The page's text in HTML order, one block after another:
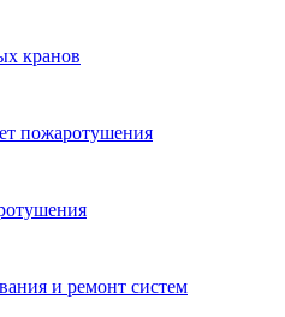
кранов
пожаротушения
и ремонт систем